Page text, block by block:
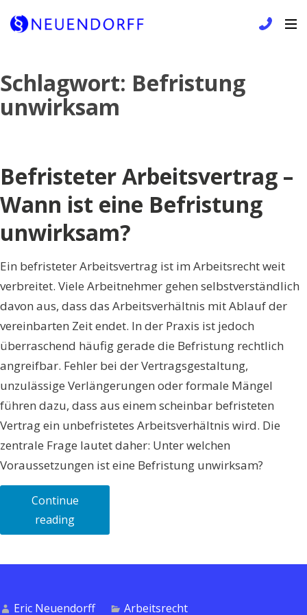
to
content
Schlagwort: Befristung
unwirksam
Befristeter Arbeitsvertrag –
Wann ist eine Befristung
unwirksam?
Ein befristeter Arbeitsvertrag ist im Arbeitsrecht weit
verbreitet. Viele Arbeitnehmer gehen selbstverständlich
davon aus, dass das Arbeitsverhältnis mit Ablauf der
vereinbarten Zeit endet. In der Praxis ist jedoch
überraschend häufig gerade die Befristung rechtlich
angreifbar. Fehler bei der Vertragsgestaltung,
unzulässige Verlängerungen oder formale Mängel
führen dazu, dass aus einem scheinbar befristeten
Vertrag ein unbefristetes Arbeitsverhältnis wird. Die
zentrale Frage lautet daher: Unter welchen
Voraussetzungen ist eine Befristung unwirksam?
Continue
reading„Befristeter
Arbeitsvertrag
Eric Neuendorff Arbeitsrecht